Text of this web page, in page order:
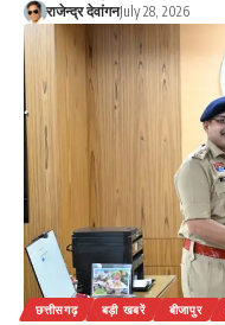
राजेन्द्र देवांगनJuly 28, 2026
छत्तीसगढ़ बड़ी खबरें बीजापुर